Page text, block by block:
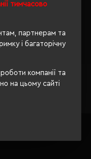
тимчасово
партнерам та
і багаторічну
компанії та
на цьому сайті
магазині, Ви
товару, а
знову.
, вулиця Київська, 97,
08131,